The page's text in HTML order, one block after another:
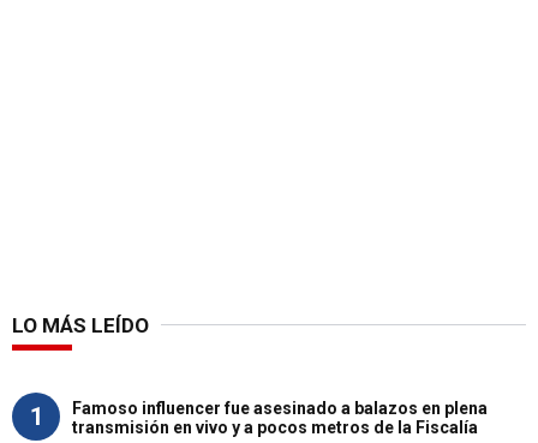
LO MÁS LEÍDO
1
Famoso influencer fue asesinado a balazos en plena
transmisión en vivo y a pocos metros de la Fiscalía